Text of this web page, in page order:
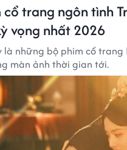
cổ trang ngôn tình
vọng nhất 2026
là những bộ phim cổ trang
màn ảnh thời gian tới.